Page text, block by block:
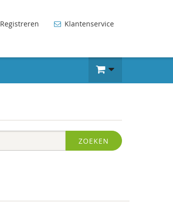
Registreren Klantenservice
ZOEKEN